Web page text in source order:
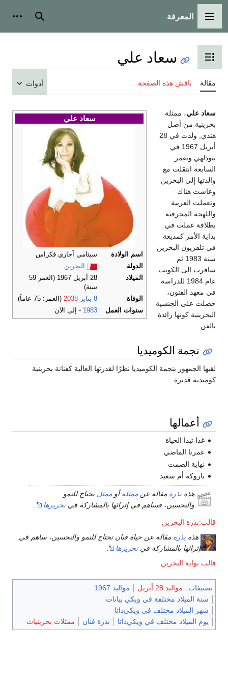
القائمة الرئيسية
المعرفة بحث
تبديل عرض جدول المحتويات
سعاد علي
مقالة ناقش هذه الصفحة أدوات
سعاد علي
اسم الولادة
سيتامي آجاري فكراس
الدولة
البحرين
الميلاد
28 أبريل 1967
(العمر 59
سنة)
الوفاة
8 يناير 2038 (العمر: 75 عاماً)
سنوات العمل
1983 - إلى الآن
سعاد علي، ممثلة
بحرينية من أصل
هندي, ولدت في 28
أبريل 1967 في
نيودلهي وبعمر
السابعة انتقلت مع
والدتها إلى البحرين
وعاشت هناك
وتعملت العربية
واللهجة المحرقية
بطلاقة عملت في
بداية الأمر كمذيعة
في تلفزيون البحرين
سنة 1983 ثم
سافرت الى الكويت
عام 1984 للدراسة
في معهد الفنون،
حصلت على الجنسية
البحرينية كونها رائدة
بالفن.
نجمة الكوميديا
لقبها الجمهور بنجمة الكوميديا نظرًا لقدرتها العالية كفنانة بحرينية
كوميدية قديرة
أعمالها
غدا تبدا الحياة
عمرنا الماضي
نهاية الصمت
باروكة أم سعيد
هذه بذرة مقالة عن ممثلة أو ممثل تحتاج للنمو
والتحسين، فساهم في إثرائها بالمشاركة فيتحريرها
قالب:بذرة البحرين
هذه بذرة مقالة عن حياة فنان تحتاج للنمو والتحسين، ساهم في
إثرائها بالمشاركة فيتحريرها
قالب:بوابة البحرين
تصنيفات: مواليد 28 أبريل
مواليد 1967
سنة الميلاد مختلفة في ويكي بيانات
شهر الميلاد مختلف في ويكي‌داتا
يوم الميلاد مختلف في ويكي‌داتا
بذرة فنان ممثلات بحرينيات